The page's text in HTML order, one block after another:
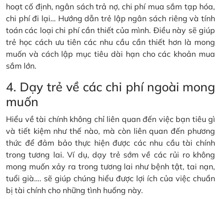
hoạt cố định, ngân sách trả nợ, chi phí mua sắm tạp hóa,
chi phí đi lại… Hướng dẫn trẻ lập ngân sách riêng và tính
toán các loại chi phí cần thiết của mình. Điều này sẽ giúp
trẻ học cách ưu tiên các nhu cầu cần thiết hơn là mong
muốn và cách lập mục tiêu dài hạn cho các khoản mua
sắm lớn.
4. Dạy trẻ về các chi phí ngoài mong
muốn
Hiểu về tài chính không chỉ liên quan đến việc bạn tiêu gì
và tiết kiệm như thế nào, mà còn liên quan đến phương
thức để đảm bảo thực hiện được các nhu cầu tài chính
trong tương lai. Ví dụ, dạy trẻ sớm về các rủi ro không
mong muốn xảy ra trong tương lai như bệnh tật, tai nạn,
tuổi già…. sẽ giúp chúng hiểu được lợi ích của việc chuẩn
bị tài chính cho những tình huống này.